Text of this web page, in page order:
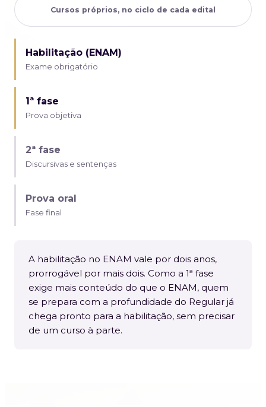
Cursos próprios, no ciclo de cada edital
Habilitação (ENAM)
Exame obrigatório
1ª fase
Prova objetiva
2ª fase
Discursivas e sentenças
Prova oral
Fase final
A habilitação no ENAM vale por dois anos,
prorrogável por mais dois. Como a 1ª fase
exige mais conteúdo do que o ENAM, quem
se prepara com a profundidade do Regular já
chega pronto para a habilitação, sem precisar
de um curso à parte.